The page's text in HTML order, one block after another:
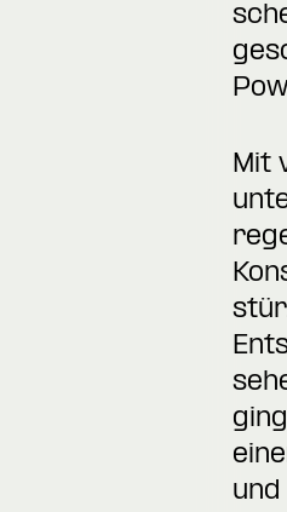
Mit